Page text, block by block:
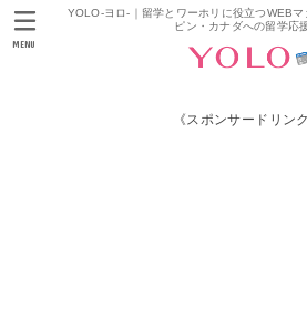
YOLO-ヨロ-｜留学とワーホリに役立つWEBマ
ピン・カナダへの留学応
MENU
《スポンサードリンク